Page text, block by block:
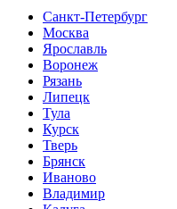
Санкт-Петербург
Москва
Ярославль
Воронеж
Рязань
Липецк
Тула
Курск
Тверь
Брянск
Иваново
Владимир